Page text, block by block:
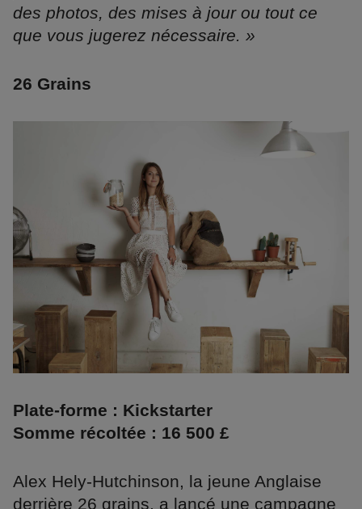
des photos, des mises à jour ou tout ce
que vous jugerez nécessaire. »
26 Grains
Plate-forme : Kickstarter
Somme récoltée : 16 500 £
Alex Hely-Hutchinson, la jeune Anglaise
derrière 26 grains, a lancé une campagne